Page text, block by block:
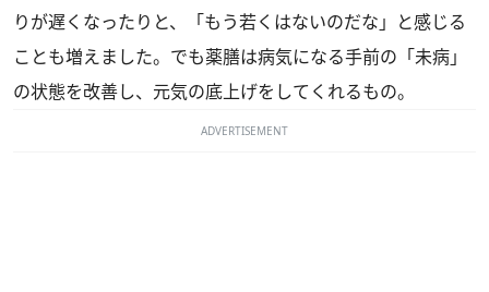
りが遅くなったりと、「もう若くはないのだな」と感じる
ことも増えました。でも薬膳は病気になる手前の「未病」
の状態を改善し、元気の底上げをしてくれるもの。
ADVERTISEMENT